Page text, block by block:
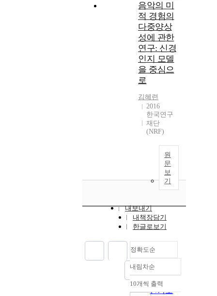
음악의 미
적 경험의
다중양상
성에 관한
연구: 신경
인지 모델
을 중심으
로
김혜련
2016
한국연구
재단
(NRF)
원
문
보
기
내보내기
내책장담기
한글로보기
정확도순
정확도
순
인기도
내림차순
내림차순
10개씩 출력